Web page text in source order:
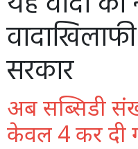
सरकार
अब सब्सिडी
केवल 4 कर दी